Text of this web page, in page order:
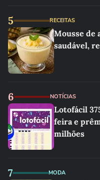
5 RECEITAS
Mousse de
saudável,
6 NOTÍCIAS
Lotofácil
feira e
milhões
7 MODA